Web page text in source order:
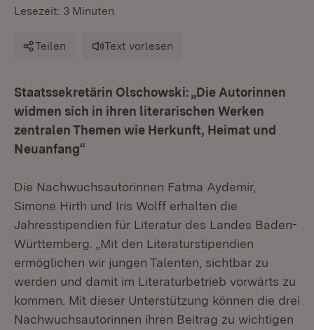
Lesezeit: 3 Minuten
Teilen Text vorlesen
Staatssekretärin Olschowski: „Die Autorinnen
widmen sich in ihren literarischen Werken
zentralen Themen wie Herkunft, Heimat und
Neuanfang“
Die Nachwuchsautorinnen Fatma Aydemir,
Simone Hirth und Iris Wolff erhalten die
Jahresstipendien für Literatur des Landes Baden-
Württemberg. „Mit den Literaturstipendien
ermöglichen wir jungen Talenten, sichtbar zu
werden und damit im Literaturbetrieb vorwärts zu
kommen. Mit dieser Unterstützung können die drei
Nachwuchsautorinnen ihren Beitrag zu wichtigen